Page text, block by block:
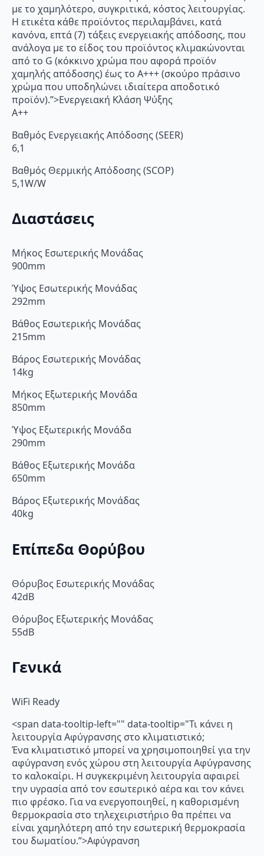
με το χαμηλότερο, συγκριτικά, κόστος λειτουργίας.
Η ετικέτα κάθε προϊόντος περιλαμβάνει, κατά
κανόνα, επτά (7) τάξεις ενεργειακής απόδοσης, που
ανάλογα με το είδος του προϊόντος κλιμακώνονται
από το G (κόκκινο χρώμα που αφορά προϊόν
χαμηλής απόδοσης) έως το Α+++ (σκούρο πράσινο
χρώμα που υποδηλώνει ιδιαίτερα αποδοτικό
προϊόν).”>Ενεργειακή Κλάση Ψύξης
A++
Βαθμός Ενεργειακής Απόδοσης (SEER)
6,1
Βαθμός Θερμικής Απόδοσης (SCOP)
5,1W/W
Διαστάσεις
Μήκος Εσωτερικής Μονάδας
900mm
Ύψος Εσωτερικής Μονάδας
292mm
Βάθος Εσωτερικής Μονάδας
215mm
Βάρος Εσωτερικής Μονάδας
14kg
Μήκος Εξωτερικής Μονάδα
850mm
Ύψος Εξωτερικής Μονάδα
290mm
Βάθος Εξωτερικής Μονάδα
650mm
Βάρος Εξωτερικής Μονάδας
40kg
Επίπεδα Θορύβου
Θόρυβος Εσωτερικής Μονάδας
42dB
Θόρυβος Εξωτερικής Μονάδας
55dB
Γενικά
WiFi Ready
<span data-tooltip-left="" data-tooltip="Τι κάνει η
λειτουργία Αφύγρανσης στο κλιματιστικό;
Ένα κλιματιστικό μπορεί να χρησιμοποιηθεί για την
αφύγρανση ενός χώρου στη λειτουργία Αφύγρανσης
το καλοκαίρι. Η συγκεκριμένη λειτουργία αφαιρεί
την υγρασία από τον εσωτερικό αέρα και τον κάνει
πιο φρέσκο. Για να ενεργοποιηθεί, η καθορισμένη
θερμοκρασία στο τηλεχειριστήριο θα πρέπει να
είναι χαμηλότερη από την εσωτερική θερμοκρασία
του δωματίου.”>Αφύγρανση